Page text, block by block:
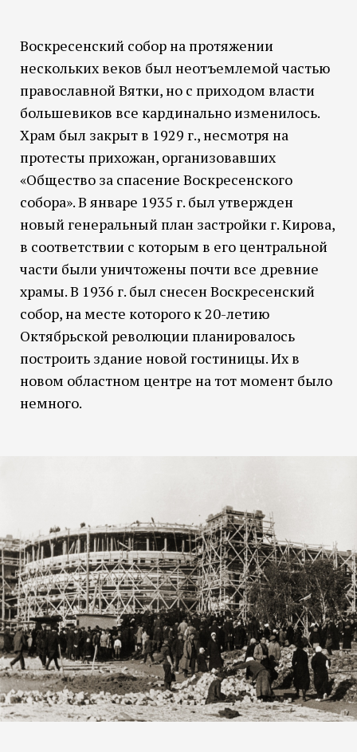
Воскресенский собор на протяжении
нескольких веков был неотъемлемой частью
православной Вятки, но с приходом власти
большевиков все кардинально изменилось.
Храм был закрыт в 1929 г., несмотря на
протесты прихожан, организовавших
«Общество за спасение Воскресенского
собора». В январе 1935 г. был утвержден
новый генеральный план застройки г. Кирова,
в соответствии с которым в его центральной
части были уничтожены почти все древние
храмы. В 1936 г. был снесен Воскресенский
собор, на месте которого к 20-летию
Октябрьской революции планировалось
построить здание новой гостиницы. Их в
новом областном центре на тот момент было
немного.